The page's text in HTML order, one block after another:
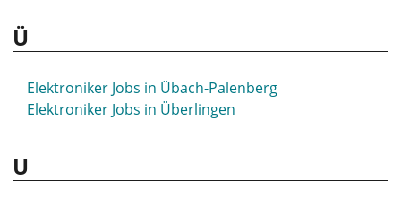
Elektroniker Jobs in Soltau
Elektroniker Jobs in Sömmerda
Elektroniker Jobs in Sonneberg
Elektroniker Jobs in Sonthofen
Elektroniker Jobs in Spandau
Elektroniker Jobs in Spenge
Ü
Elektroniker Jobs in Übach-Palenberg
Elektroniker Jobs in Überlingen
U